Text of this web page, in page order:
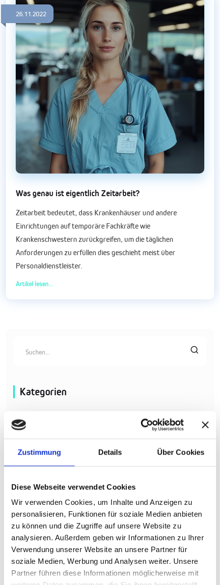
Zustimmung Details Über Cookies
Diese Webseite verwendet Cookies
Wir verwenden Cookies, um Inhalte und Anzeigen zu
personalisieren, Funktionen für soziale Medien anbieten
zu können und die Zugriffe auf unsere Website zu
analysieren. Außerdem geben wir Informationen zu Ihrer
Verwendung unserer Website an unsere Partner für
soziale Medien, Werbung und Analysen weiter. Unsere
Partner führen diese Informationen möglicherweise mit
26.11.2022
Was genau ist eigentlich Zeitarbeit?
Zeitarbeit bedeutet, dass Krankenhäuser und andere
Einrichtungen auf temporäre Fachkräfte wie
Krankenschwestern zurückgreifen, um die täglichen
Anforderungen zu erfüllen dies geschieht meist über
Personaldienstleister.
Artikel lesen...
Kategorien
Bewerbung 0
Duales Studium
Ausland
Pflege 11